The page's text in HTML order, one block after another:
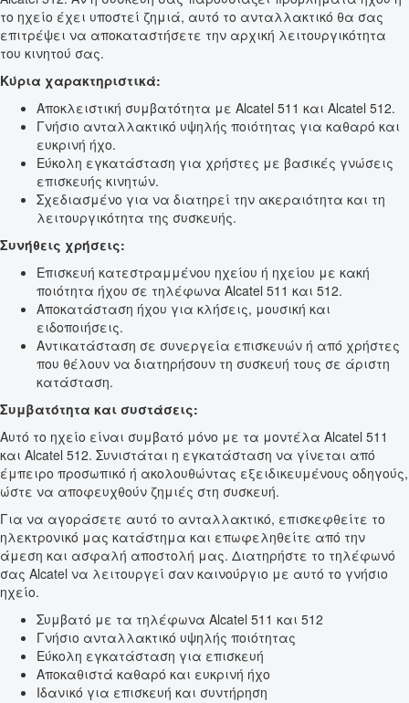
το ηχείο έχει υποστεί ζημιά, αυτό το ανταλλακτικό θα σας
επιτρέψει να αποκαταστήσετε την αρχική λειτουργικότητα
του κινητού σας.
Κύρια χαρακτηριστικά:
Αποκλειστική συμβατότητα με Alcatel 511 και Alcatel 512.
Γνήσιο ανταλλακτικό υψηλής ποιότητας για καθαρό και
ευκρινή ήχο.
Εύκολη εγκατάσταση για χρήστες με βασικές γνώσεις
επισκευής κινητών.
Σχεδιασμένο για να διατηρεί την ακεραιότητα και τη
λειτουργικότητα της συσκευής.
Συνήθεις χρήσεις:
Επισκευή κατεστραμμένου ηχείου ή ηχείου με κακή
ποιότητα ήχου σε τηλέφωνα Alcatel 511 και 512.
Αποκατάσταση ήχου για κλήσεις, μουσική και
ειδοποιήσεις.
Αντικατάσταση σε συνεργεία επισκευών ή από χρήστες
που θέλουν να διατηρήσουν τη συσκευή τους σε άριστη
κατάσταση.
Συμβατότητα και συστάσεις:
Αυτό το ηχείο είναι συμβατό μόνο με τα μοντέλα Alcatel 511
και Alcatel 512. Συνιστάται η εγκατάσταση να γίνεται από
έμπειρο προσωπικό ή ακολουθώντας εξειδικευμένους οδηγούς,
ώστε να αποφευχθούν ζημιές στη συσκευή.
Για να αγοράσετε αυτό το ανταλλακτικό, επισκεφθείτε το
ηλεκτρονικό μας κατάστημα και επωφεληθείτε από την
άμεση και ασφαλή αποστολή μας. Διατηρήστε το τηλέφωνό
σας Alcatel να λειτουργεί σαν καινούργιο με αυτό το γνήσιο
ηχείο.
Συμβατό με τα τηλέφωνα Alcatel 511 και 512
Γνήσιο ανταλλακτικό υψηλής ποιότητας
Εύκολη εγκατάσταση για επισκευή
Αποκαθιστά καθαρό και ευκρινή ήχο
Ιδανικό για επισκευή και συντήρηση